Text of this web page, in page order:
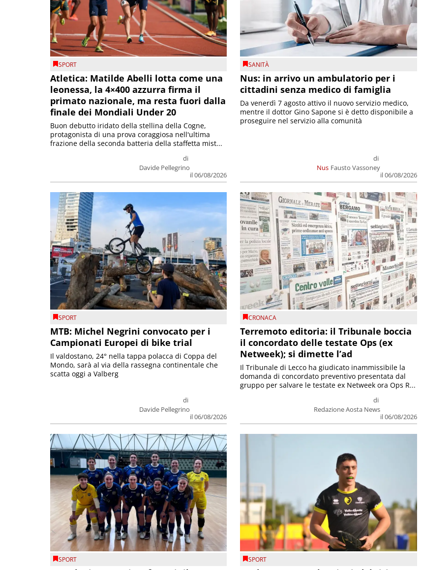
SPORT
Atletica: Matilde Abelli lotta come una
leonessa, la 4×400 azzurra firma il
primato nazionale, ma resta fuori dalla
finale dei Mondiali Under 20
di
Davide Pellegrino
il 06/08/2026
Buon debutto iridato della stellina della Cogne,
protagonista di una prova coraggiosa nell'ultima
frazione della seconda batteria della staffetta mist...
SANITÀ
Nus: in arrivo un ambulatorio per i
cittadini senza medico di famiglia
Nus
di
Fausto Vassoney
il 06/08/2026
Da venerdì 7 agosto attivo il nuovo servizio medico,
mentre il dottor Gino Sapone si è detto disponibile a
proseguire nel servizio alla comunità
SPORT
MTB: Michel Negrini convocato per i
Campionati Europei di bike trial
di
Davide Pellegrino
il 06/08/2026
Il valdostano, 24° nella tappa polacca di Coppa del
Mondo, sarà al via della rassegna continentale che
scatta oggi a Valberg
CRONACA
Terremoto editoria: il Tribunale boccia
il concordato delle testate Ops (ex
Netweek); si dimette l’ad
di
Redazione Aosta News
il 06/08/2026
Il Tribunale di Lecco ha giudicato inammissibile la
domanda di concordato preventivo presentata dal
gruppo per salvare le testate ex Netweek ora Ops R...
SPORT SPORT